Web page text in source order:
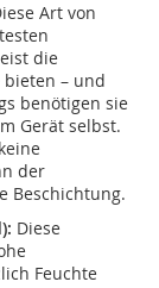
Art von
die
– und
benötigen sie
Gerät selbst.
der
Beschichtung.
Diese
Feuchte